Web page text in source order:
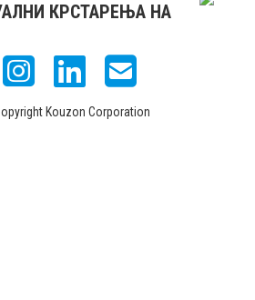
КРСТАРЕЊА НА
Kouzon Corporation